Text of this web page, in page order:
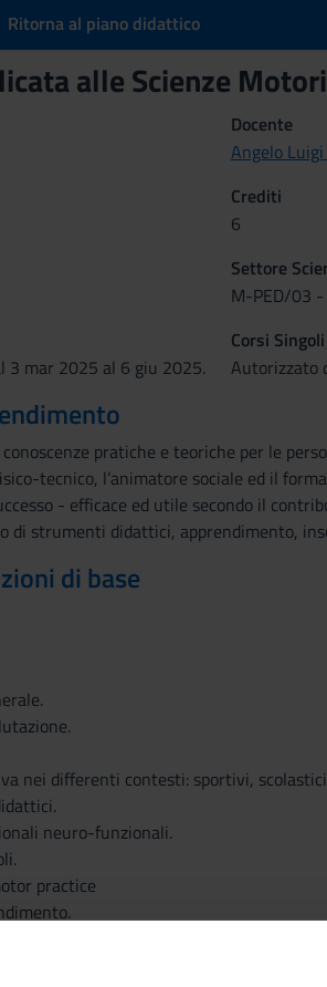
Ritorna al piano didattico
alle Scienze
Docente
Angelo
Crediti
6
Settore
M-PED/03 -
3 mar 2025 al 6 giu 2025.
Corsi Singoli
Autorizzato
pratiche e teoriche per le
tecnico, l’animatore sociale ed il
- efficace ed utile secondo il
di strumenti didattici, apprendimento,
di base
nei differenti contesti: sportivi,
neuro-funzionali.
practice
educazione, pedagogia e didattica